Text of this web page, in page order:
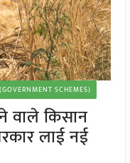
SCHEMES)
वाले किसान
लाई नई